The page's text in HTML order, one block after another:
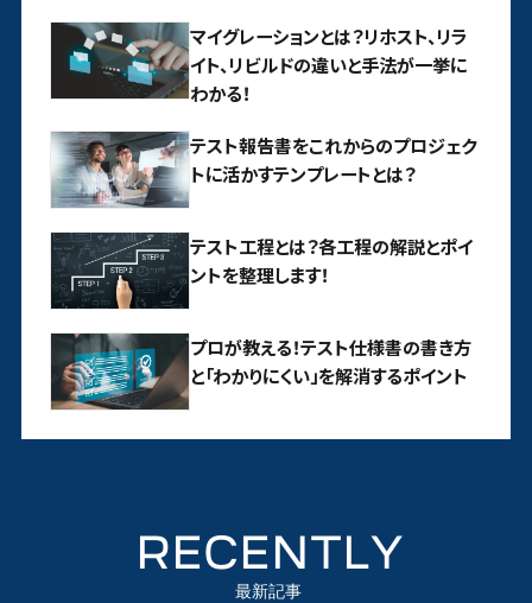
マイグレーションとは？リホスト、リラ
イト、リビルドの違いと手法が一挙に
わかる！
テスト報告書をこれからのプロジェク
トに活かすテンプレートとは？
テスト工程とは？各工程の解説とポイ
ントを整理します！
プロが教える！テスト仕様書の書き方
と「わかりにくい」を解消するポイント
RECENTLY
最新記事